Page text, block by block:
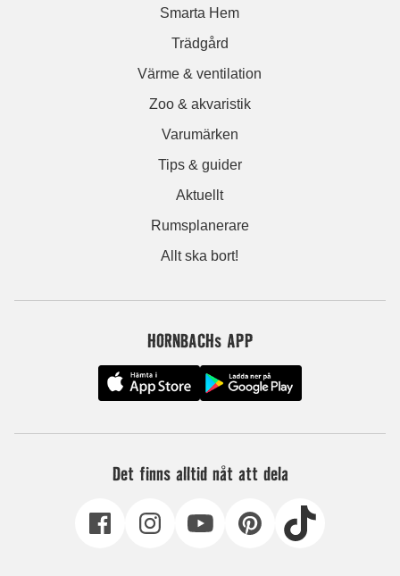
Smarta Hem
Trädgård
Värme & ventilation
Zoo & akvaristik
Varumärken
Tips & guider
Aktuellt
Rumsplanerare
Allt ska bort!
HORNBACHs APP
Det finns alltid nåt att dela